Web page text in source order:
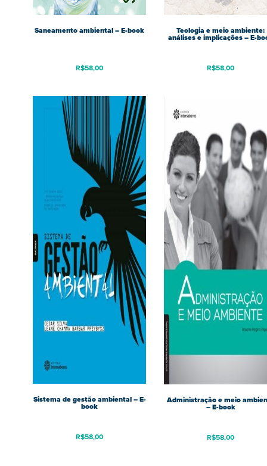
Saneamento ambiental – E-book
R$58,00
Teologia e meio ambiente:
análises e implicações – E-
R$58,00
Sistema de gestão ambiental – E-
book
R$58,00
Administração e meio
– E-book
R$58,00